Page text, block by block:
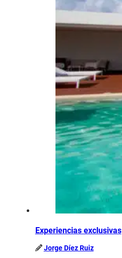
Experiencias exclusivas
Jorge Díez Ruiz